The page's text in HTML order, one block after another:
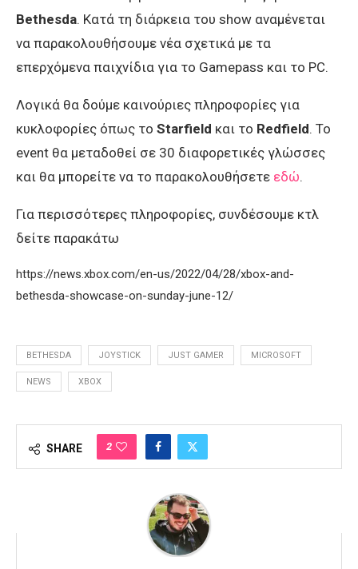
Bethesda. Kατά τη διάρκεια του show αναμένεται
να παρακολουθήσουμε νέα σχετικά με τα
επερχόμενα παιχνίδια για το Gamepass και το PC.
Λογικά θα δούμε καινούριες πληροφορίες για
κυκλοφορίες όπως το Starfield και το Redfield. Το
event θα μεταδοθεί σε 30 διαφορετικές γλώσσες
και θα μπορείτε να το παρακολουθήσετε εδώ.
Για περισσότερες πληροφορίες, συνδέσουμε κτλ
δείτε παρακάτω
https://news.xbox.com/en-us/2022/04/28/xbox-and-
bethesda-showcase-on-sunday-june-12/
BETHESDA JOYSTICK JUST GAMER MICROSOFT
NEWS XBOX
SHARE 2